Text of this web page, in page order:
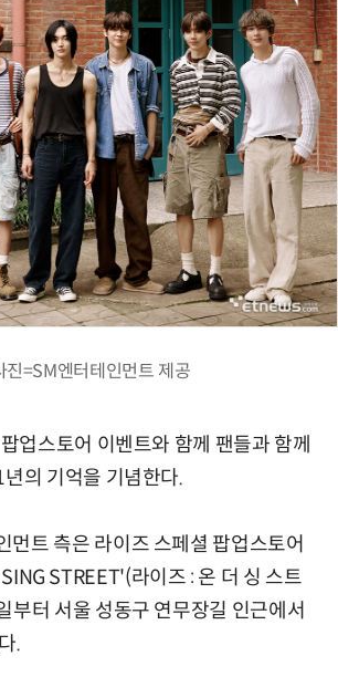
진=SM엔터테인먼트 제공
업스토어 이벤트와 함께 팬들과 함께
의 기억을 기념한다.
먼트 측은 라이즈 스페셜 팝업스토어
STREET'(라이즈 : 온 더 싱 스트
부터 서울 성동구 연무장길 인근에서
.